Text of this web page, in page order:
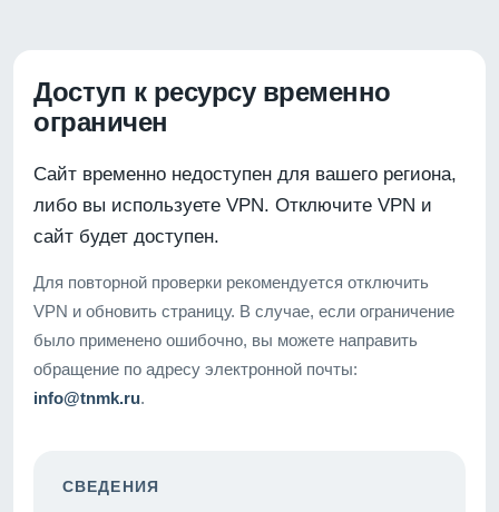
Доступ к ресурсу временно
ограничен
Сайт временно недоступен для вашего региона,
либо вы используете VPN. Отключите VPN и
сайт будет доступен.
Для повторной проверки рекомендуется отключить
VPN и обновить страницу. В случае, если ограничение
было применено ошибочно, вы можете направить
обращение по адресу электронной почты:
info@tnmk.ru.
СВЕДЕНИЯ